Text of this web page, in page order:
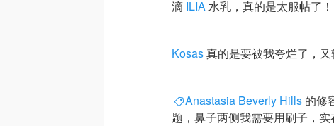
滴 ILIA水乳，真的是太服帖了！
Kosas真的是要被我夸烂了，
Anastasia Beverly Hills 的修
题，鼻子两侧我需要用刷子，实